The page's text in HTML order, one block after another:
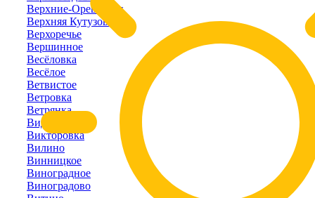
Верхние-Орешники
Верхняя Кутузовка
Верхоречье
Вершинное
Весёловка
Весёлое
Ветвистое
Ветровка
Ветрянка
Видное
Викторовка
Вилино
Винницкое
Виноградное
Виноградово